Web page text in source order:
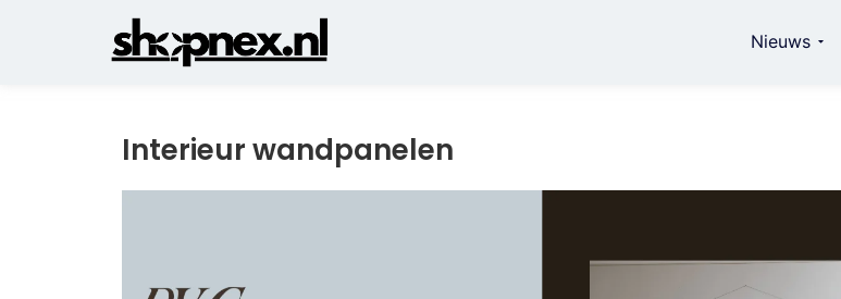
Nieuws
Interieur wandpanelen